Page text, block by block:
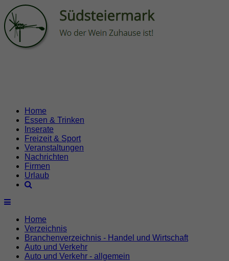
Home
Essen & Trinken
Inserate
Freizeit & Sport
Veranstaltungen
Nachrichten
Firmen
Urlaub
Home
Verzeichnis
Branchenverzeichnis - Handel und Wirtschaft
Auto und Verkehr
Auto und Verkehr - allgemein